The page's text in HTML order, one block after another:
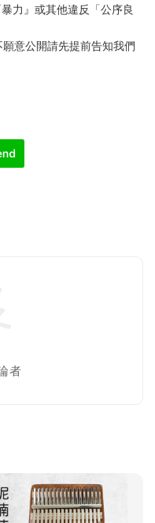
力』或其他違反「公序良
意公開請先提前告知我們
者